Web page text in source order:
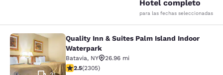
Hotel completo
para las fechas seleccionadas
Quality Inn & Suites Palm Island
Quality Inn & Suites Palm Island Indoor
Waterpark
Batavia, NY
26.96 mi
calificación de 2.52 estrellas. Feria. 2305 reseñas
2.5(2305)